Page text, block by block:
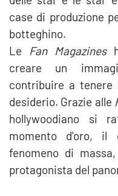
case di produzione
botteghino.
Le Fan Magazines
creare un
contribuire a
desiderio. Grazie alle
hollywoodiano si
momento d'oro, il
fenomeno di
protagonista del